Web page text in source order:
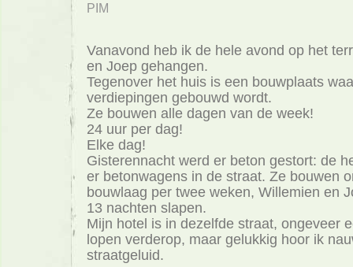
PIM
Vanavond heb ik de hele avond op het
en Joep gehangen.
Tegenover het huis is een bouwplaats
verdiepingen gebouwd wordt.
Ze bouwen alle dagen van de week!
24 uur per dag!
Elke dag!
Gisterennacht werd er beton gestort: de
er betonwagens in de straat. Ze bouwen
bouwlaag per twee weken, Willemien en
13 nachten slapen.
Mijn hotel is in dezelfde straat, ongeveer
lopen verderop, maar gelukkig hoor ik
straatgeluid.